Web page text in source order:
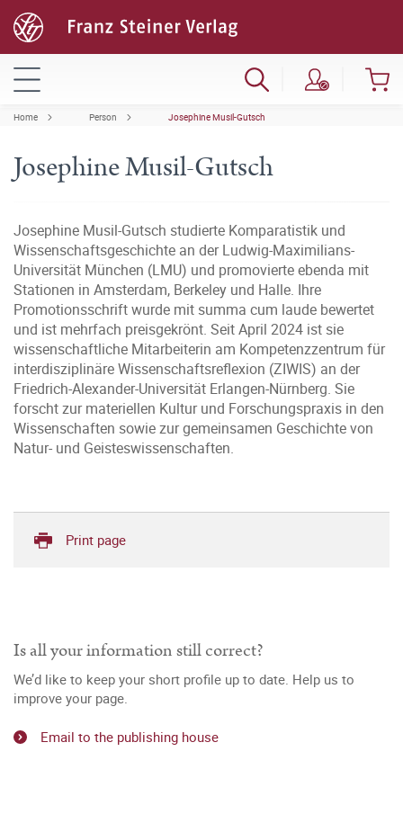
Home Person Josephine Musil-Gutsch
Josephine Musil-Gutsch
Josephine Musil-Gutsch studierte Komparatistik und
Wissenschaftsgeschichte an der Ludwig-Maximilians-
Universität München (LMU) und promovierte ebenda mit
Stationen in Amsterdam, Berkeley und Halle. Ihre
Promotionsschrift wurde mit summa cum laude bewertet
und ist mehrfach preisgekrönt. Seit April 2024 ist sie
wissenschaftliche Mitarbeiterin am Kompetenzzentrum für
interdisziplinäre Wissenschaftsreflexion (ZIWIS) an der
Friedrich-Alexander-Universität Erlangen-Nürnberg. Sie
forscht zur materiellen Kultur und Forschungspraxis in den
Wissenschaften sowie zur gemeinsamen Geschichte von
Natur- und Geisteswissenschaften.
Print page
Is all your information still correct?
We’d like to keep your short profile up to date. Help us to
improve your page.
Email to the publishing house